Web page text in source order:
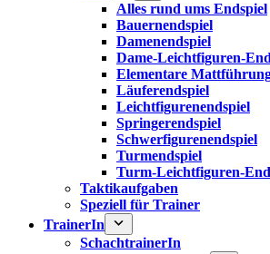
Alles rund ums Endspiel
Bauernendspiel
Damenendspiel
Dame-Leichtfiguren-
Elementare
Läuferendspiel
Leichtfigurenendspiel
Springerendspiel
Schwerfigurenendspiel
Turmendspiel
Turm-Leichtfiguren-
Taktikaufgaben
Speziell für Trainer
TrainerIn
SchachtrainerIn